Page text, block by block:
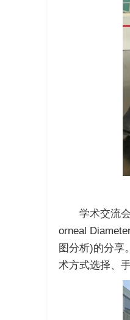
学术交流会
orneal
图分析)的分享
术方式选择、